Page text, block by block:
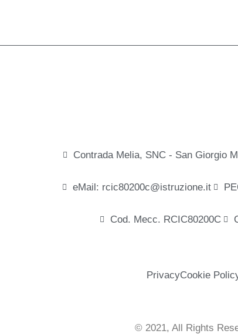
Contrada Melia, SNC - San Giorgio
eMail: rcic80200c@istruzione.it
Cod. Mecc. RCIC80200C
PrivacyCookie
© 2021, All Rights